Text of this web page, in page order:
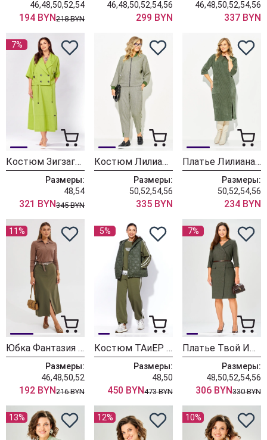
46,48,50,52,54
194 BYN218 BYN
46,48,50,52,54,56
299 BYN
46,48,50,52,54,56
337 BYN
7%
Костюм ЗигзагСтиль 608-1 салатовый
Размеры:
48,54
321 BYN345 BYN
Костюм Лилиана 1559 олива
Размеры:
50,52,54,56
335 BYN
Платье Лилиана 1485н хаки
Размеры:
50,52,54,56
234 BYN
11%
Юбка Фантазия Мод 5523-1
Размеры:
46,48,50,52
192 BYN216 BYN
5%
Костюм ТАиЕР 1458 хаки
Размеры:
48,50
450 BYN473 BYN
7%
Платье Твой Имидж 2556 оливковый в клетку
Размеры:
48,50,52,54,56
306 BYN330 BYN
13% 12% 10%